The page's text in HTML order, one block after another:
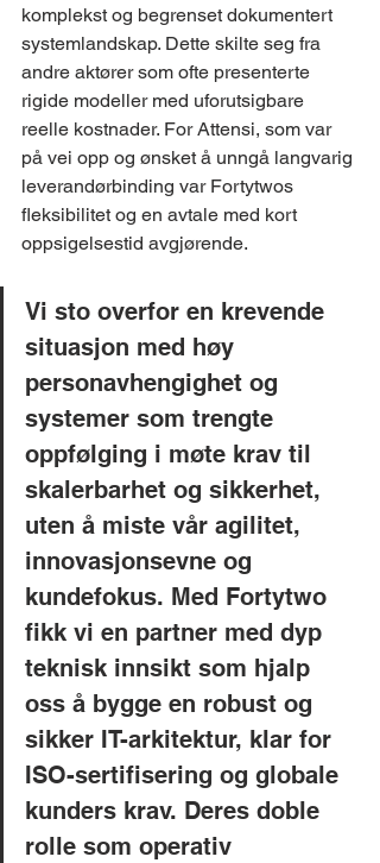
komplekst og begrenset dokumentert
systemlandskap. Dette skilte seg fra
andre aktører som ofte presenterte
rigide modeller med uforutsigbare
reelle kostnader. For Attensi, som var
på vei opp og ønsket å unngå langvarig
leverandørbinding var Fortytwos
fleksibilitet og en avtale med kort
oppsigelsestid avgjørende.
Vi sto overfor en krevende
situasjon med høy
personavhengighet og
systemer som trengte
oppfølging i møte krav til
skalerbarhet og sikkerhet,
uten å miste vår agilitet,
innovasjonsevne og
kundefokus. Med Fortytwo
fikk vi en partner med dyp
teknisk innsikt som hjalp
oss å bygge en robust og
sikker IT-arkitektur, klar for
ISO-sertifisering og globale
kunders krav. Deres doble
rolle som operativ